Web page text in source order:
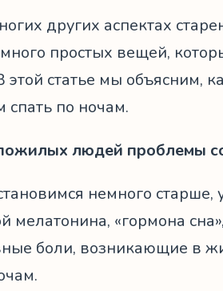
других аспектах
много простых вещей,
этой статье мы объясним,
спать по ночам.
людей проблемы
немного
мелатонина, «гормона
боли, возникающие в